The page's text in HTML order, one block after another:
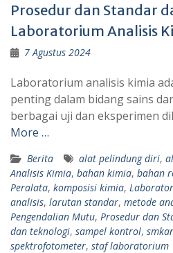
Prosedur dan Standar
Laboratorium Analisis
7 Agustus 2024
Laboratorium analisis kimia
penting dalam bidang sains
berbagai uji dan eksperimen
More …
Berita alat pelindung diri,
Analisis Kimia, bahan kimia, bahan
Peralata, komposisi kimia,
analisis, larutan standar, metode
Pengendalian Mutu, Prosedur dan
dan teknologi, sampel kontrol,
spektrofotometer, staf laboratorium